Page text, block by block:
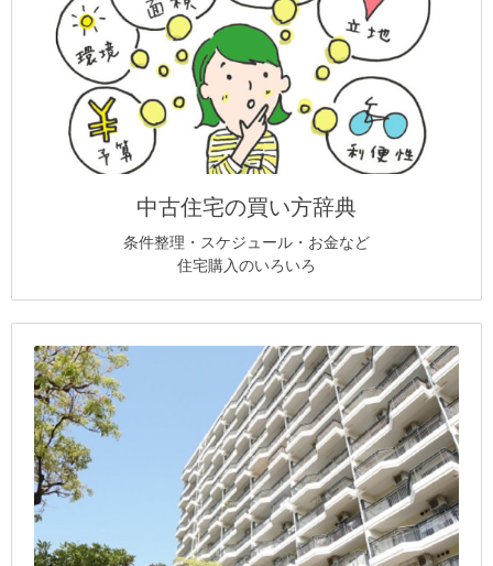
中古住宅の買い方辞典
条件整理・スケジュール・お金など
住宅購入のいろいろ